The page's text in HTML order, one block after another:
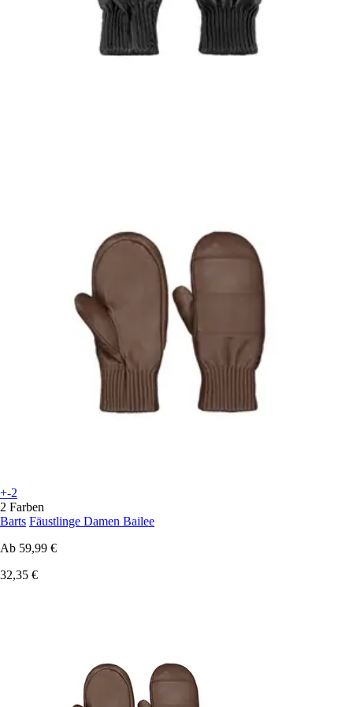
+-2
2 Farben
Barts Fäustlinge Damen Bailee
Ab 59,99 €
32,35 €